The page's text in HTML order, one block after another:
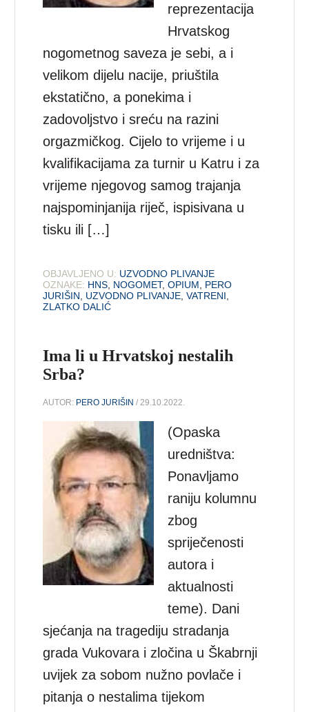
reprezentacija
Hrvatskog
nogometnog saveza je sebi, a i
velikom dijelu nacije, priuštila
ekstatično, a ponekima i
zadovoljstvo i sreću na razini
orgazmičkog. Cijelo to vrijeme i u
kvalifikacijama za turnir u Katru i za
vrijeme njegovog samog trajanja
najspominjanija riječ, ispisivana u
tisku ili […]
OBJAVLJENO U: UZVODNO PLIVANJE
OZNAKE: HNS NOGOMET,OPIUM
PERO
JURIŠIN
UZVODNO PLIVANJE ,VATRENI
ZLATKO DALIĆ
Ima li u Hrvatskoj nestalih
Srba?
AUTOR: PERO JURIŠIN / 29.10.2022.
(Opaska
uredništva:
Ponavljamo
raniju kolumnu
zbog
spriječenosti
autora i
aktualnosti
teme). Dani
sjećanja na tragediju stradanja
grada Vukovara i zločina u Škabrnji
uvijek za sobom nužno povlače i
pitanja o nestalima tijekom